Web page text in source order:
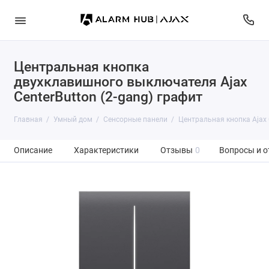
Центральная кнопка
двухклавишного выключателя Ajax
CenterButton (2-gang) графит
Главная Умный дом Сенсорные панели Центральная кнопка
Описание Характеристики Отзывы 0 Вопросы и